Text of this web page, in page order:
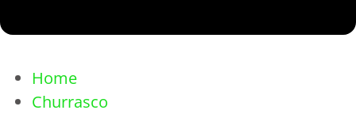
Home
Churrasco